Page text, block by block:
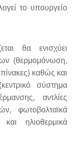
το υπουργείο
θα ενισχύει
(θερμομόνωση,
καθώς και
σύστημα
αντλίες
φωτοβολταϊκά
ηλιοθερμικά